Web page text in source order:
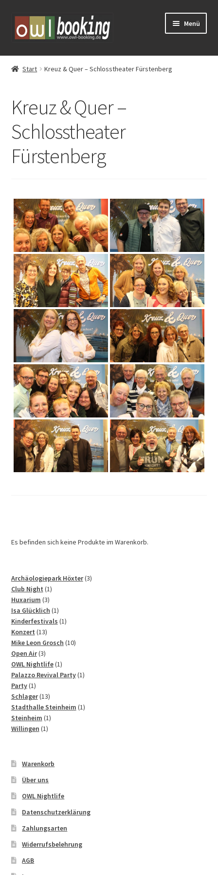
Zur
Navigation
springen
Zum
Inhalt
springen
Menü
Tickets
Vorverkauf
Eventschirme mieten
Schlosstheater Fürstenberg – Kreuz & Quer
Start Kreuz & Quer – Schlosstheater Fürstenberg
Kreuz & Quer –
Schlosstheater
Fürstenberg
Es befinden sich keine Produkte im Warenkorb.
Archäologiepark Höxter 33
Club Night 11
Huxarium 33
Produkte
Isa Glücklich 11
Produkt
Kinderfestivals 11
Konzert 1313
Produkte
Mike Leon Grosch 1010
Open Air 33
Produkte
OWL Nightlife 11
Produkt
Palazzo Revival Party 11
Party 11
Produkt
Schlager 1313
Produkte
Stadthalle Steinheim 11
Steinheim 11
Willingen 11
Warenkorb
Über uns
OWL Nightlife
Datenschutzerklärung
Zahlungsarten
Widerrufsbelehrung
AGB